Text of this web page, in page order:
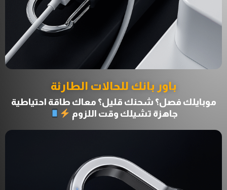
باور بانك للحالات الطارئة
موبايلك فصل؟ شحنك قليل؟ معاك طاقة احتياطية
جاهزة تشيلك وقت اللزوم